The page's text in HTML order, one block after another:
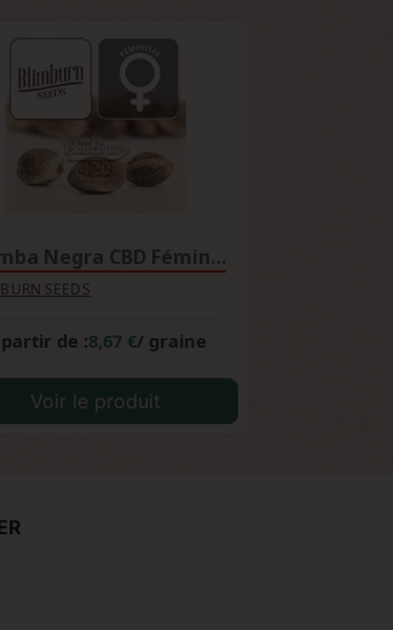
Mamba Negra CBD Féminisée
SEEDS
de :8,67 €/ graine
Voir le produit